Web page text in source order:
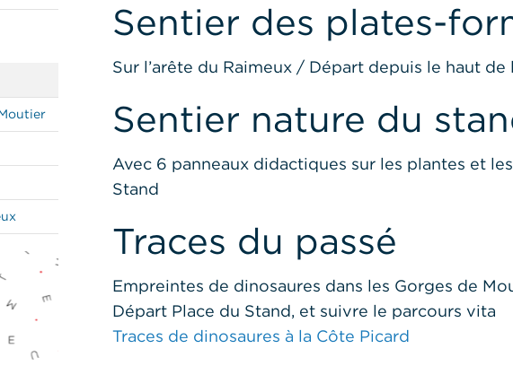
Sentier des plates-
Sur l’arête du Raimeux / Départ depuis le haut de
Sentier nature du
Avec 6 panneaux didactiques sur les plantes et
Stand
Traces du passé
Empreintes de dinosaures dans les Gorges de
Départ Place du Stand, et suivre le parcours vita
Traces de dinosaures à la Côte Picard